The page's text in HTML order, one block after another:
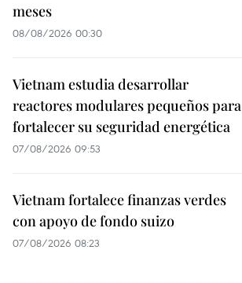
meses
08/08/2026 00:30
Vietnam estudia desarrollar
reactores modulares pequeños para
fortalecer su seguridad energética
07/08/2026 09:53
Vietnam fortalece finanzas verdes
con apoyo de fondo suizo
07/08/2026 08:23